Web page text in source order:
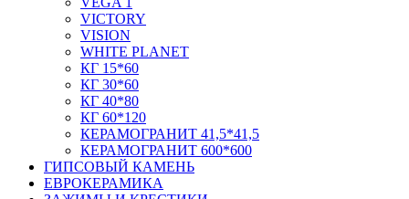
VICTORY
VISION
WHITE PLANET
КГ 15*60
КГ 30*60
КГ 40*80
КГ 60*120
КЕРАМОГРАНИТ 41,5*41,5
КЕРАМОГРАНИТ 600*600
ГИПСОВЫЙ КАМЕНЬ
ЕВРОКЕРАМИКА